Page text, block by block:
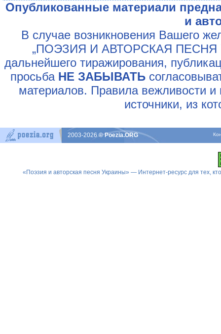
Опубликованные материали
и
В случае возникновения Вашего
„ПОЭЗИЯ И АВТОРСКАЯ ПЕСНЯ
дальнейшего тиражирования,
просьба НЕ ЗАБЫВАТЬ
материалов. Правила вежливости и
источники, из
2003-2026© Poezia.ORG
«Поэзия и авторская песня Украины» — Интернет-ресурс для тех,